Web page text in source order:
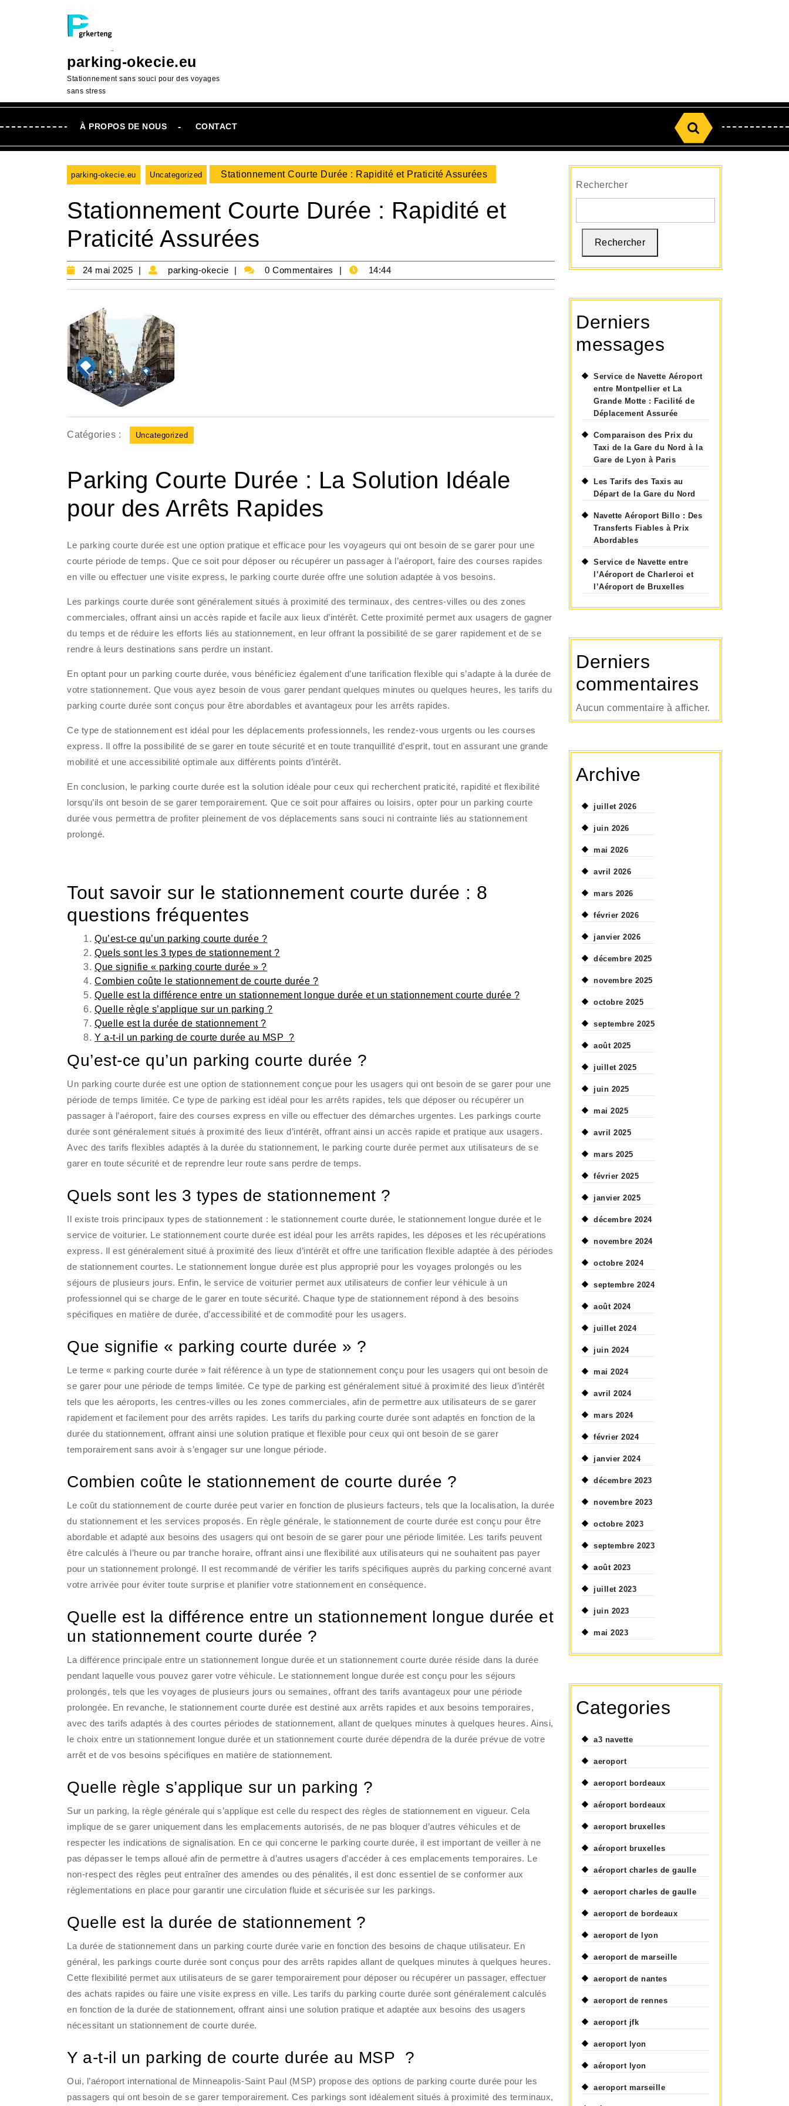
parking-okecie.eu
Stationnement sans souci pour des voyages
sans stress
À PROPOS DE NOUS CONTACT
Search
for:
parking-okecie.eu Uncategorized Stationnement Courte Durée : Rapidité et Praticité Assurées
Stationnement Courte Durée : Rapidité et
Praticité Assurées
24 mai 2025
24
mai
parking-okecie
parking-
okecie
0 Commentaires 14:44
Catégories : Uncategorized
Parking Courte Durée : La Solution Idéale
pour des Arrêts Rapides
Le parking courte durée est une option pratique et efficace pour les voyageurs qui ont besoin de se garer pour une
courte période de temps. Que ce soit pour déposer ou récupérer un passager à l’aéroport, faire des courses rapides
en ville ou effectuer une visite express, le parking courte durée offre une solution adaptée à vos besoins.
Les parkings courte durée sont généralement situés à proximité des terminaux, des centres-villes ou des zones
commerciales, offrant ainsi un accès rapide et facile aux lieux d’intérêt. Cette proximité permet aux usagers de gagner
du temps et de réduire les efforts liés au stationnement, en leur offrant la possibilité de se garer rapidement et de se
rendre à leurs destinations sans perdre un instant.
En optant pour un parking courte durée, vous bénéficiez également d’une tarification flexible qui s’adapte à la durée de
votre stationnement. Que vous ayez besoin de vous garer pendant quelques minutes ou quelques heures, les tarifs du
parking courte durée sont conçus pour être abordables et avantageux pour les arrêts rapides.
Ce type de stationnement est idéal pour les déplacements professionnels, les rendez-vous urgents ou les courses
express. Il offre la possibilité de se garer en toute sécurité et en toute tranquillité d’esprit, tout en assurant une grande
mobilité et une accessibilité optimale aux différents points d’intérêt.
En conclusion, le parking courte durée est la solution idéale pour ceux qui recherchent praticité, rapidité et flexibilité
lorsqu’ils ont besoin de se garer temporairement. Que ce soit pour affaires ou loisirs, opter pour un parking courte
durée vous permettra de profiter pleinement de vos déplacements sans souci ni contrainte liés au stationnement
prolongé.
Tout savoir sur le stationnement courte durée : 8
questions fréquentes
Qu’est-ce qu’un parking courte durée ?
Quels sont les 3 types de stationnement ?
Que signifie « parking courte durée » ?
Combien coûte le stationnement de courte durée ?
Quelle est la différence entre un stationnement longue durée et un stationnement courte durée ?
Quelle règle s’applique sur un parking ?
Quelle est la durée de stationnement ?
Y a-t-il un parking de courte durée au MSP ?
Qu’est-ce qu’un parking courte durée ?
Un parking courte durée est une option de stationnement conçue pour les usagers qui ont besoin de se garer pour une
période de temps limitée. Ce type de parking est idéal pour les arrêts rapides, tels que déposer ou récupérer un
passager à l’aéroport, faire des courses express en ville ou effectuer des démarches urgentes. Les parkings courte
durée sont généralement situés à proximité des lieux d’intérêt, offrant ainsi un accès rapide et pratique aux usagers.
Avec des tarifs flexibles adaptés à la durée du stationnement, le parking courte durée permet aux utilisateurs de se
garer en toute sécurité et de reprendre leur route sans perdre de temps.
Quels sont les 3 types de stationnement ?
Il existe trois principaux types de stationnement : le stationnement courte durée, le stationnement longue durée et le
service de voiturier. Le stationnement courte durée est idéal pour les arrêts rapides, les déposes et les récupérations
express. Il est généralement situé à proximité des lieux d’intérêt et offre une tarification flexible adaptée à des périodes
de stationnement courtes. Le stationnement longue durée est plus approprié pour les voyages prolongés ou les
séjours de plusieurs jours. Enfin, le service de voiturier permet aux utilisateurs de confier leur véhicule à un
professionnel qui se charge de le garer en toute sécurité. Chaque type de stationnement répond à des besoins
spécifiques en matière de durée, d’accessibilité et de commodité pour les usagers.
Que signifie « parking courte durée » ?
Le terme « parking courte durée » fait référence à un type de stationnement conçu pour les usagers qui ont besoin de
se garer pour une période de temps limitée. Ce type de parking est généralement situé à proximité des lieux d’intérêt
tels que les aéroports, les centres-villes ou les zones commerciales, afin de permettre aux utilisateurs de se garer
rapidement et facilement pour des arrêts rapides. Les tarifs du parking courte durée sont adaptés en fonction de la
durée du stationnement, offrant ainsi une solution pratique et flexible pour ceux qui ont besoin de se garer
temporairement sans avoir à s’engager sur une longue période.
Combien coûte le stationnement de courte durée ?
Le coût du stationnement de courte durée peut varier en fonction de plusieurs facteurs, tels que la localisation, la durée
du stationnement et les services proposés. En règle générale, le stationnement de courte durée est conçu pour être
abordable et adapté aux besoins des usagers qui ont besoin de se garer pour une période limitée. Les tarifs peuvent
être calculés à l’heure ou par tranche horaire, offrant ainsi une flexibilité aux utilisateurs qui ne souhaitent pas payer
pour un stationnement prolongé. Il est recommandé de vérifier les tarifs spécifiques auprès du parking concerné avant
votre arrivée pour éviter toute surprise et planifier votre stationnement en conséquence.
Quelle est la différence entre un stationnement longue durée et
un stationnement courte durée ?
La différence principale entre un stationnement longue durée et un stationnement courte durée réside dans la durée
pendant laquelle vous pouvez garer votre véhicule. Le stationnement longue durée est conçu pour les séjours
prolongés, tels que les voyages de plusieurs jours ou semaines, offrant des tarifs avantageux pour une période
prolongée. En revanche, le stationnement courte durée est destiné aux arrêts rapides et aux besoins temporaires,
avec des tarifs adaptés à des courtes périodes de stationnement, allant de quelques minutes à quelques heures. Ainsi,
le choix entre un stationnement longue durée et un stationnement courte durée dépendra de la durée prévue de votre
arrêt et de vos besoins spécifiques en matière de stationnement.
Quelle règle s’applique sur un parking ?
Sur un parking, la règle générale qui s’applique est celle du respect des règles de stationnement en vigueur. Cela
implique de se garer uniquement dans les emplacements autorisés, de ne pas bloquer d’autres véhicules et de
respecter les indications de signalisation. En ce qui concerne le parking courte durée, il est important de veiller à ne
pas dépasser le temps alloué afin de permettre à d’autres usagers d’accéder à ces emplacements temporaires. Le
non-respect des règles peut entraîner des amendes ou des pénalités, il est donc essentiel de se conformer aux
réglementations en place pour garantir une circulation fluide et sécurisée sur les parkings.
Quelle est la durée de stationnement ?
La durée de stationnement dans un parking courte durée varie en fonction des besoins de chaque utilisateur. En
général, les parkings courte durée sont conçus pour des arrêts rapides allant de quelques minutes à quelques heures.
Cette flexibilité permet aux utilisateurs de se garer temporairement pour déposer ou récupérer un passager, effectuer
des achats rapides ou faire une visite express en ville. Les tarifs du parking courte durée sont généralement calculés
en fonction de la durée de stationnement, offrant ainsi une solution pratique et adaptée aux besoins des usagers
nécessitant un stationnement de courte durée.
Y a-t-il un parking de courte durée au MSP ?
Oui, l’aéroport international de Minneapolis-Saint Paul (MSP) propose des options de parking courte durée pour les
passagers qui ont besoin de se garer temporairement. Ces parkings sont idéalement situés à proximité des terminaux,
Rechercher
Rechercher
Derniers
messages
Service de Navette Aéroport
entre Montpellier et La
Grande Motte : Facilité de
Déplacement Assurée
Comparaison des Prix du
Taxi de la Gare du Nord à la
Gare de Lyon à Paris
Les Tarifs des Taxis au
Départ de la Gare du Nord
Navette Aéroport Billo : Des
Transferts Fiables à Prix
Abordables
Service de Navette entre
l’Aéroport de Charleroi et
l’Aéroport de Bruxelles
Derniers
commentaires
Aucun commentaire à afficher.
Archive
juillet 2026
juin 2026
mai 2026
avril 2026
mars 2026
février 2026
janvier 2026
décembre 2025
novembre 2025
octobre 2025
septembre 2025
août 2025
juillet 2025
juin 2025
mai 2025
avril 2025
mars 2025
février 2025
janvier 2025
décembre 2024
novembre 2024
octobre 2024
septembre 2024
août 2024
juillet 2024
juin 2024
mai 2024
avril 2024
mars 2024
février 2024
janvier 2024
décembre 2023
novembre 2023
octobre 2023
septembre 2023
août 2023
juillet 2023
juin 2023
mai 2023
Categories
a3 navette
aeroport
aeroport bordeaux
aéroport bordeaux
aeroport bruxelles
aéroport bruxelles
aéroport charles de gaulle
aeroport charles de gaulle
aeroport de bordeaux
aeroport de lyon
aeroport de marseille
aeroport de nantes
aeroport de rennes
aeroport jfk
aeroport lyon
aéroport lyon
aeroport marseille